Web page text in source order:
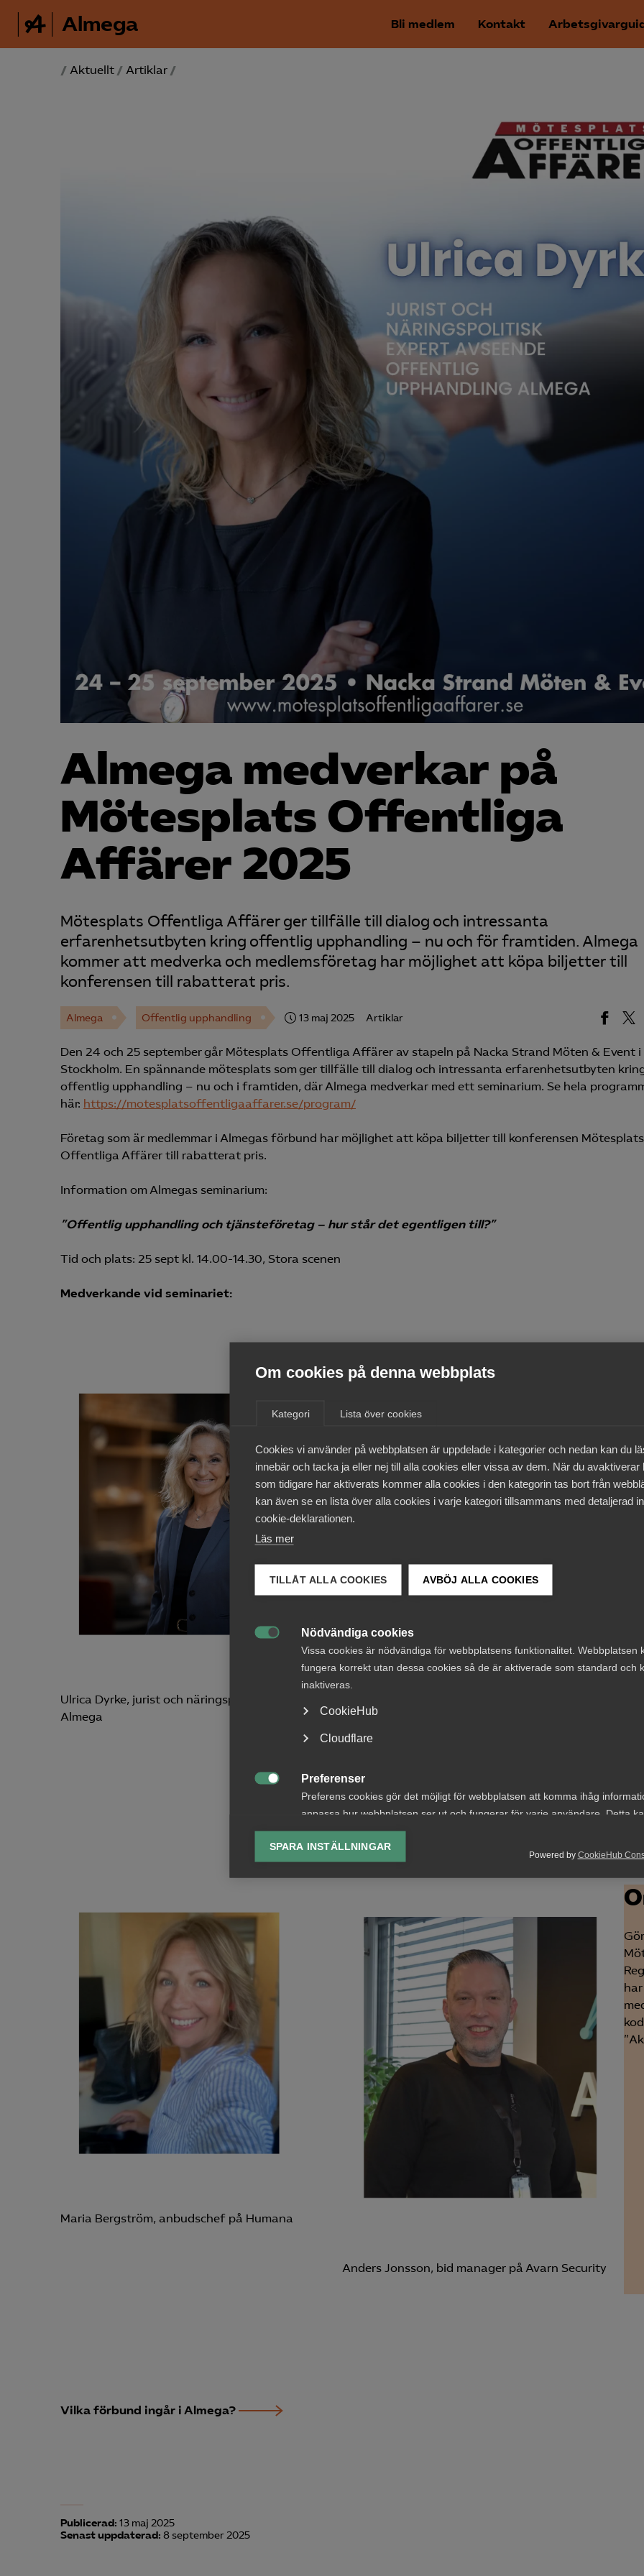
Om cookies på denna webbplats
Kategori Lista över cookies
Cookies vi använder på webbplatsen är uppdelade i kategorier och nedan kan du
innebär och tacka ja eller nej till alla cookies eller vissa av dem. När du avaktiverar
som tidigare har aktiverats kommer alla cookies i den kategorin tas bort från
kan även se en lista över alla cookies i varje kategori tillsammans med detaljerad
cookie-deklarationen.
Läs mer
TILLÅT ALLA COOKIES AVBÖJ ALLA COOKIES
Nödvändiga cookies
Vissa cookies är nödvändiga för webbplatsens funktionalitet. Webbplatsen
fungera korrekt utan dessa cookies så de är aktiverade som standard och
inaktiveras.
CookieHub
Cloudflare
Preferenser
Preferens cookies gör det möjligt för webbplatsen att komma ihåg
anpassa hur webbplatsen ser ut och fungerar för varje användare. Detta
lagring av vald valuta, region, språk eller färgschema.

Analys-cookies
Analyseringscookies hjälper oss förbättra webbplatsen genom att samla
Google Analytics
Microsoft Clarity
Marknadsförings-cookies
Marknadsförings-cookies används för att spåra gester på olika
visa relevanta och engagerande annonser.
Google Ads
Meta Pixel
YouTube
LinkedIn Insight
Powered by CookieHub
SPARA INSTÄLLNINGAR
Almega Bli medlem Kontakt
/ Aktuellt / Artiklar /
Almega medverkar på
Mötesplats Offentliga
Affärer 2025
Mötesplats Offentliga Affärer ger tillfälle till dialog och intressanta
erfarenhetsutbyten kring offentlig upphandling – nu och för framtiden. Almega
kommer att medverka och medlemsföretag har möjlighet att köpa biljetter till
konferensen till rabatterat pris.
Almega Offentlig upphandling 13 maj 2025 Artiklar
Den 24 och 25 september går Mötesplats Offentliga Affärer av stapeln på Nacka Strand Möten & Event i
Stockholm. En spännande mötesplats som ger tillfälle till dialog och intressanta erfarenhetsutbyten
offentlig upphandling – nu och i framtiden, där Almega medverkar med ett seminarium. Se hela
här: https://motesplatsoffentligaaffarer.se/program/
Företag som är medlemmar i Almegas förbund har möjlighet att köpa biljetter till konferensen Mötesplats
Offentliga Affärer till rabatterat pris.
Information om Almegas seminarium:
”Offentlig upphandling och tjänsteföretag – hur står det egentligen till?”
Tid och plats: 25 sept kl. 14.00-14.30, Stora scenen
Medverkande vid seminariet:
Ulrica Dyrke, jurist och näringspolitisk expert på
Almega
Maria Bergström, anbudschef på Humana
Anders Jonsson, bid manager på Avarn Security
Vilka förbund ingår i Almega?
Publicerad: 13 maj 2025
Senast uppdaterad: 8 september 2025